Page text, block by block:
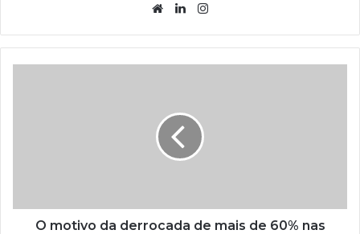
WebsiteLinkedin
O motivo da derrocada de mais de 60% nas